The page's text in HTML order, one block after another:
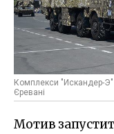
Комплекси "Искандер-Э"
Єревані
Мотив